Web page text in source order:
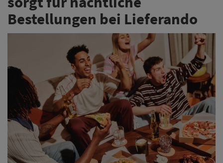
Bestellungen bei Lieferando